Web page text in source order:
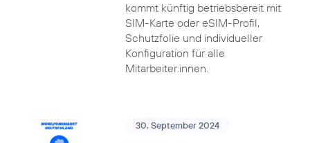
kommt künftig betriebsbereit mit
SIM-Karte oder eSIM-Profil,
Schutzfolie und individueller
Konfiguration für alle
Mitarbeiter:innen.
30. September 2024